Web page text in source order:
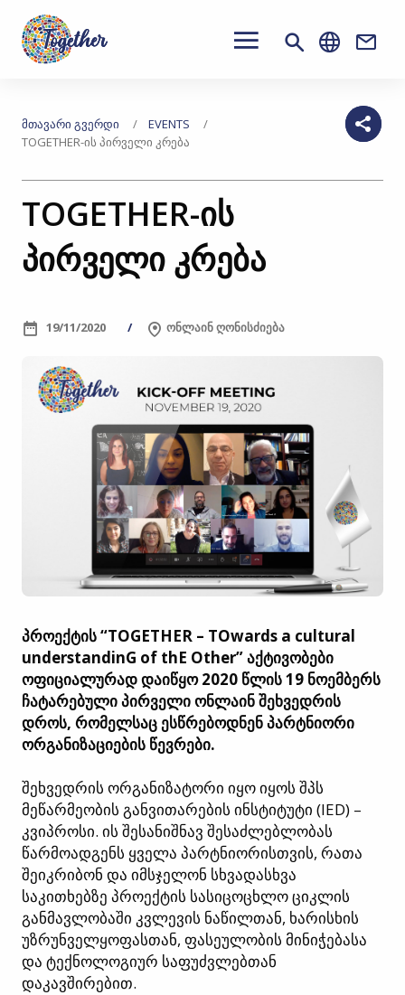
მთავარ
კონტენტზე
navigation
თქვენ
აქ
ხართ
ᲛᲗᲐᲕᲐᲠᲘ ᲒᲕᲔᲠᲓᲘ
EVENTS
TOGETHER-ᲘᲡ ᲞᲘᲠᲕᲔᲚᲘ ᲙᲠᲔᲑᲐ
TOGETHER-ის
პირველი კრება
19/11/2020 ონლაინ ღონისძიება
პროექტის “TOGETHER – TOwards a cultural
understandinG of thE Other” აქტივობები
ოფიციალურად დაიწყო 2020 წლის 19 ნოემბერს
ჩატარებული პირველი ონლაინ შეხვედრის
დროს, რომელსაც ესწრებოდნენ პარტნიორი
ორგანიზაციების წევრები.
შეხვედრის ორგანიზატორი იყო იყოს შპს
მეწარმეობის განვითარების ინსტიტუტი (IED) –
კვიპროსი. ის შესანიშნავ შესაძლებლობას
წარმოადგენს ყველა პარტნიორისთვის, რათა
შეიკრიბონ და იმსჯელონ სხვადასხვა
საკითხებზე პროექტის სასიცოცხლო ციკლის
განმავლობაში კვლევის ნაწილთან, ხარისხის
უზრუნველყოფასთან, ფასეულობის მინიჭებასა
და ტექნოლოგიურ საფუძვლებთან
დაკავშირებით.